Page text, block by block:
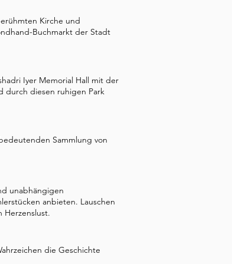
auch Fotos
und
werde.
BETRACHTEN DIE
Minuten in dieser
sehen wir zu unserer
rot mit weißen
– man könnte sie sich
Dorfes
der London Mission in
Missionar namens
die wir
Lewis Rice, der 1837
– von Kindheit an
viele andere indische
Kirche und
Buchmarkt der Stadt
Iyer Memorial Hall mit der
durch diesen ruhigen Park
Sammlung von
unabhängigen
anbieten. Lauschen
Herzenslust.
die Geschichte